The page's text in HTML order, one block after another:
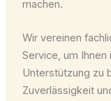
machen.
Wir vereinen
Service, um
Unterstützung zu
Zuverlässigkeit